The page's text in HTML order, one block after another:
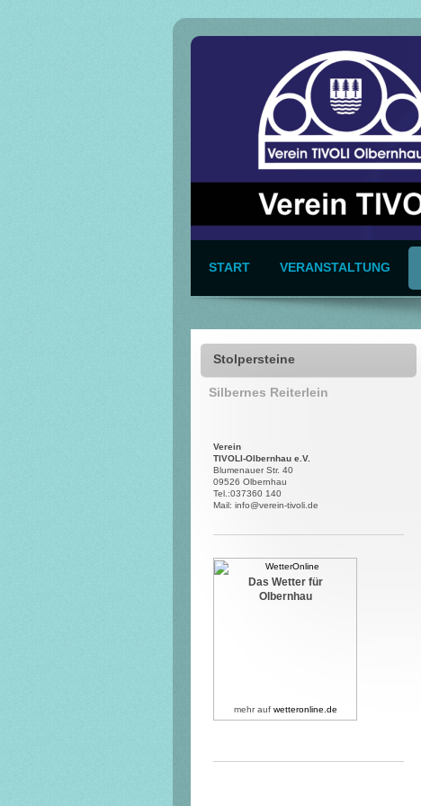
START VERANSTALTUNG
Stolpersteine
Silbernes Reiterlein
Verein
TIVOLI-Olbernhau e.V.
Blumenauer Str. 40
09526 Olbernhau
Tel.:037360 140
Mail: info@verein-tivoli.de
Das Wetter für
Olbernhau
mehr auf wetteronline.de